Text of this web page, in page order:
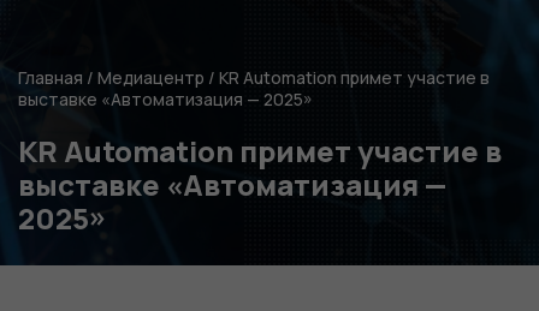
Главная / Медиацентр / KR Automation примет участие в
выставке «Автоматизация — 2025»
KR Automation примет участие в
выставке «Автоматизация —
2025»